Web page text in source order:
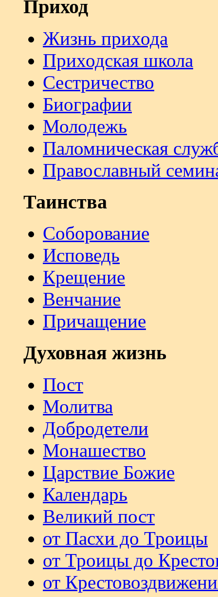
Приход
Жизнь прихода
Приходская школа
Сестричество
Биографии
Молодежь
Паломническая
Православный
Таинства
Соборование
Исповедь
Крещение
Венчание
Причащение
Духовная жизнь
Пост
Молитва
Добродетели
Монашество
Царствие Божие
Календарь
Великий пост
от Пасхи до Троицы
от Троицы до
от